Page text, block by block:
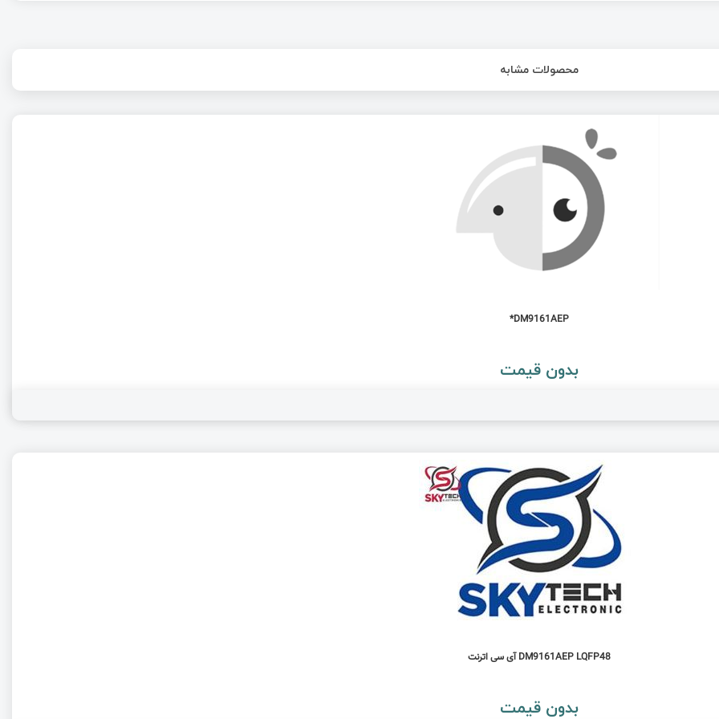
محصولات مشابه
DM9161AEP*
بدون قیمت
DM9161AEP LQFP48 آی سی اترنت
بدون قیمت